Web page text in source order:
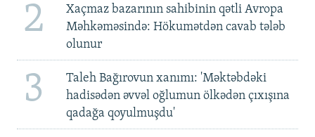
2
Xaçmaz bazarının sahibinin qətli Avropa
Məhkəməsində: Hökumətdən cavab tələb
olunur
3
Taleh Bağırovun xanımı: 'Məktəbdəki
hadisədən əvvəl oğlumun ölkədən çıxışına
qadağa qoyulmuşdu'